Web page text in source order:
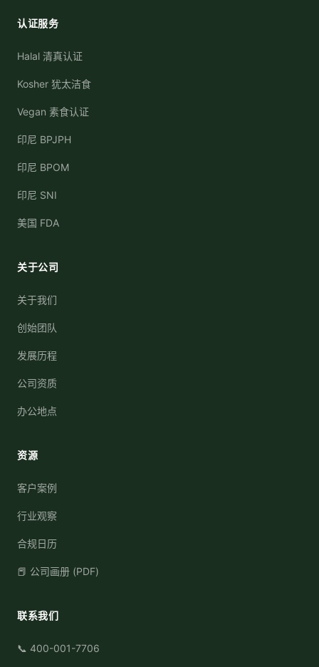
认证服务
Halal 清真认证
Kosher 犹太洁食
Vegan 素食认证
印尼 BPJPH
印尼 BPOM
印尼 SNI
美国 FDA
关于公司
关于我们
创始团队
发展历程
公司资质
办公地点
资源
客户案例
行业观察
合规日历
📕 公司画册 (PDF)
联系我们
📞 400-001-7706